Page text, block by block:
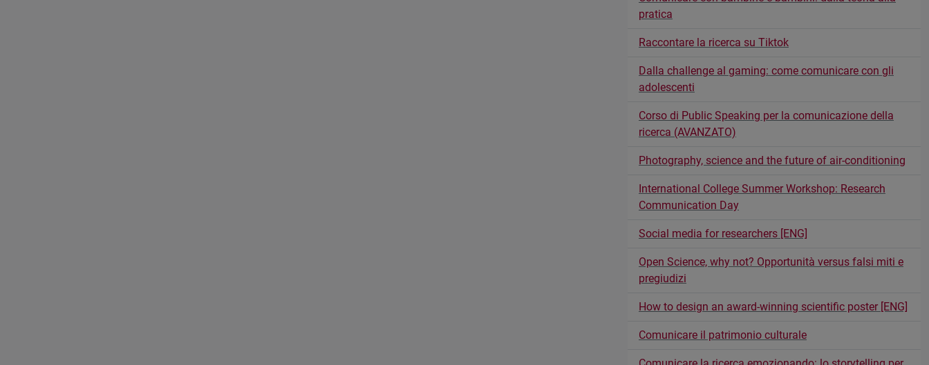
pratica
Raccontare la ricerca su Tiktok
Dalla challenge al gaming: come comunicare con gli
adolescenti
Corso di Public Speaking per la comunicazione della
ricerca (AVANZATO)
Photography, science and the future of air-conditioning
International College Summer Workshop: Research
Communication Day
Social media for researchers [ENG]
Open Science, why not? Opportunità versus falsi miti e
pregiudizi
How to design an award-winning scientific poster [ENG]
Comunicare il patrimonio culturale